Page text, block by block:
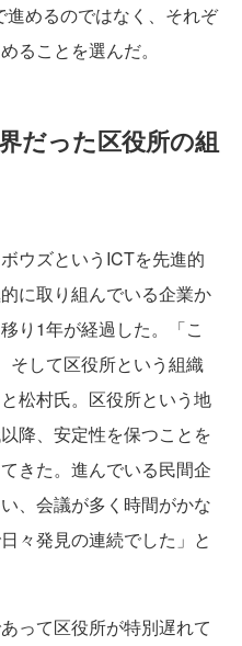
進めるのではなく、それぞ
ることを選んだ。
だった区役所の組
ウズというICTを先進的
に取り組んでいる企業か
り1年が経過した。「こ
そして区役所という組織
松村氏。区役所という地
降、安定性を保つことを
きた。進んでいる民間企
、会議が多く時間がかな
々発見の連続でした」と
って区役所が特別遅れて